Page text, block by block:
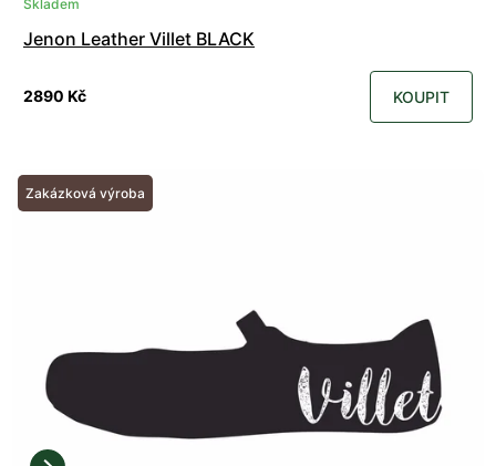
Skladem
Jenon Leather Villet BLACK
2890 Kč KOUPIT
Zakázková výroba